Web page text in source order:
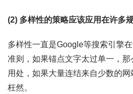
(2) 多样性的策略应该应用在许多
多样性一直是Google等搜索引擎
准则，如果锚点文字太过单一，
用处，如果大量连结来自少数的
枉然。